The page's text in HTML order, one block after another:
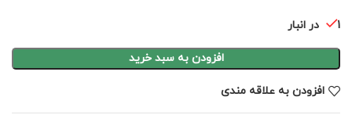
1 در انبار
افزودن به سبد خرید
افزودن به علاقه مندی